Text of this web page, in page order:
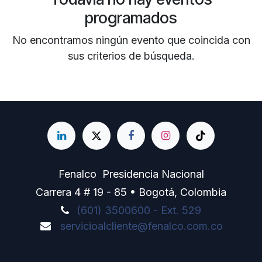
programados
No encontramos ningún evento que coincida con
sus criterios de búsqueda.
Fenalco Presidencia Nacional
Carrera 4 # 19 - 85 • Bogotá, Colombia
(601) 3500600 - Ext. 529
servicioalcliente@fenalco.com.co